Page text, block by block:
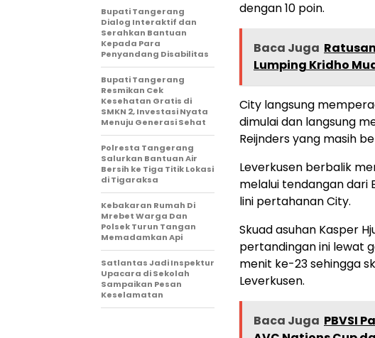
dengan 10 poin.
Baca Juga
Lumping Kridho
City langsung
dimulai dan langsung
Reijnders yang masih
Leverkusen berbalik
melalui tendangan dari
lini pertahanan City.
Skuad asuhan Kasper
pertandingan ini lewat
menit ke-23 sehingga
Leverkusen.
Baca Juga PBVSI
Bupati Tangerang
Dialog Interaktif dan
Serahkan Bantuan
Kepada Para
Penyandang Disabilitas
‎Bupati Tangerang
Resmikan Cek
Kesehatan Gratis di
SMKN 2, Investasi Nyata
Menuju Generasi Sehat
Polresta Tangerang
Salurkan Bantuan Air
Bersih ke Tiga Titik Lokasi
di Tigaraksa
Kebakaran Rumah Di
Mrebet Warga Dan
Polsek Turun Tangan
Memadamkan Api
Satlantas Jadi Inspektur
Upacara di Sekolah
Sampaikan Pesan
Keselamatan